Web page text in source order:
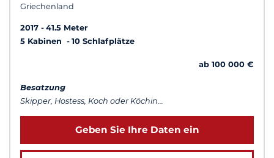
Griechenland
2017
41.5 Meter
5 Kabinen
10 Schlafplätze
ab 100 000 €
Besatzung
Skipper, Hostess, Koch oder Köchin...
Geben Sie Ihre Daten ein